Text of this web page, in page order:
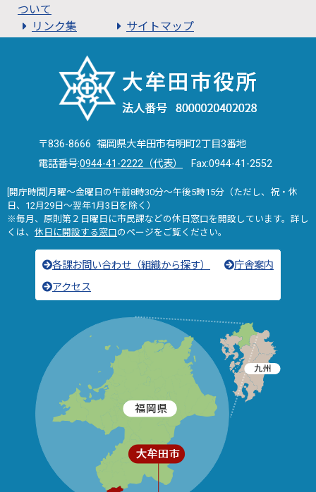
ついて
リンク集
サイトマップ
〒836-8666 福岡県大牟田市有明町2丁目3番地
電話番号:0944-41-2222（代表） Fax:0944-41-2552
[開庁時間]月曜～金曜日の午前8時30分～午後5時15分（ただし、祝・休
日、12月29日～翌年1月3日を除く）
※毎月、原則第２日曜日に市民課などの休日窓口を開設しています。詳し
くは、 休日に開設する窓口のページをご覧ください。
各課お問い合わせ（組織から探す）
庁舎案内
アクセス